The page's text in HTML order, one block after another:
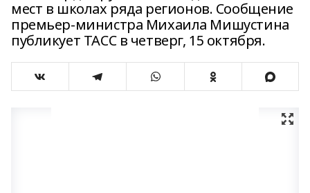
мест в школах ряда регионов. Сообщение
премьер-министра Михаила Мишустина
публикует ТАСС в четверг, 15 октября.